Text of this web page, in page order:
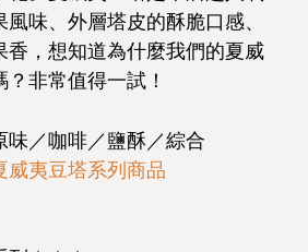
味、外層塔皮的酥脆口感、
香，想知道為什麼我們的夏威
非常值得一試！
味／咖啡／鹽酥／綜合
威夷豆塔系列商品